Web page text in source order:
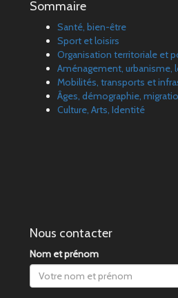
Sommaire
Santé, bien-être
Sport et loisirs
Organisation territoriale et
Aménagement, urbanisme,
Mobilités, transports et
Âges, démographie,
Culture, Arts, Identité
Nous contacter
Nom et prénom